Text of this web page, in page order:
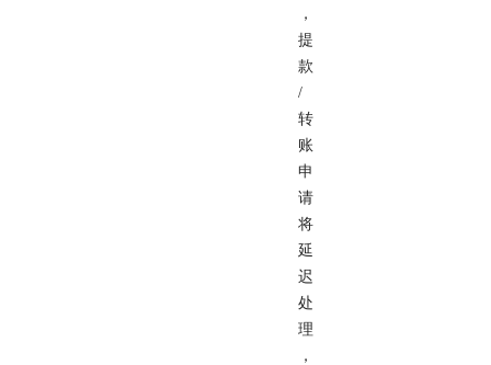
，
提
款
/
转
账
申
请
将
延
迟
处
理
，